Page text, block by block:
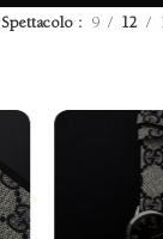
Spettacolo 9 12